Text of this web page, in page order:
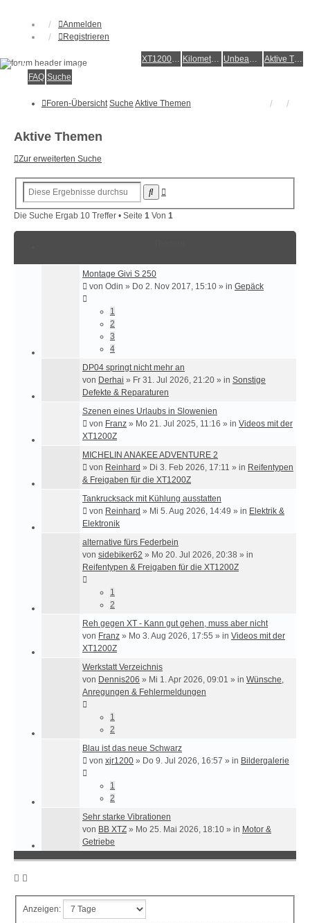
Anmelden
Registrieren
XT1200Z-Wiki Kilometerstatistik Unbeantwortete Themen Aktive Themen
Alles rund um die Yamaha XT1200Z Super Ténéré
FAQ Suche
Foren-Übersicht Suche Aktive Themen
Aktive Themen
Zur erweiterten Suche
Suche
Die Suche Ergab 10 Treffer • Seite 1 Von 1
Montage Givi S 250
von Odin » Do 2. Nov 2017, 15:10 » in Gepäck
1
2
3
4
DP04 springt nicht mehr an
von Derhai » Fr 31. Jul 2026, 21:20 » in Sonstige
Defekte & Reparaturen
Szenen eines Urlaubs in Slowenien
von Franz » Mo 21. Jul 2025, 11:16 » in Videos mit der
XT1200Z
MICHELIN ANAKEE ADVENTURE 2
von Reinhard » Di 3. Feb 2026, 17:11 » in Reifentypen
& Freigaben für die XT1200Z
Tankrucksack mit Kühlung ausstatten
von Reinhard » Mi 5. Aug 2026, 14:49 » in Elektrik &
Elektronik
alternative fürs Federbein
von sidebiker62 » Mo 20. Jul 2026, 20:38 » in
Reifentypen & Freigaben für die XT1200Z
1
2
Reh gegen XT - Kann gut gehen, muss aber nicht
von Franz » Mo 3. Aug 2026, 17:55 » in Videos mit der
XT1200Z
Werkstatt Verzeichnis
von Dennis206 » Mi 1. Apr 2026, 09:01 » in Wünsche,
Anregungen & Fehlermeldungen
1
2
Blau ist das neue Schwarz
von xjr1200 » Do 9. Jul 2026, 16:57 » in Bildergalerie
1
2
Sehr starke Vibrationen
von BB XTZ » Mo 25. Mai 2026, 18:10 » in Motor &
Getriebe
Anzeigen: